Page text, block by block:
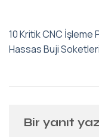
10 Kritik CNC İşleme
Hassas Buji
Bir yanıt